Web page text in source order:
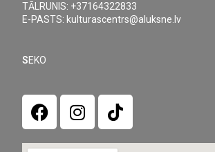
TĀLRUNIS: +37164322833
E-PASTS: kulturascentrs@aluksne.lv
SEKO